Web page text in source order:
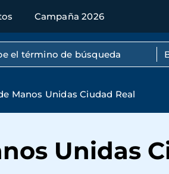
Campaña 2026
por texto completo
Manos Unidas Ciudad Real
Unidas